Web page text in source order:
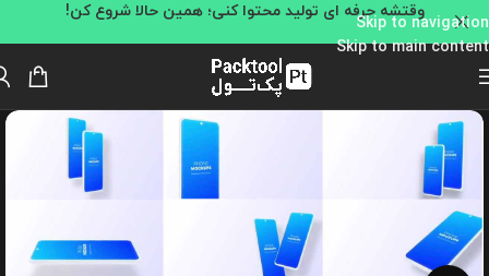
Skip to navigation
Skip to main content
وقتشه حرفه ای تولید محتوا کنی؛ همین حالا شروع کن!